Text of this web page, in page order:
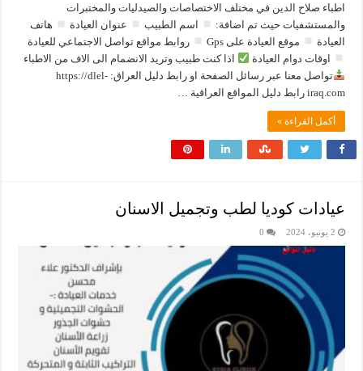
اطباء صلاح الدين في مختلف الاختصاصات والصيدليات والمختبرات
والمستشفيات حيث تم اضافة:
اسم الطبيب عنوان العيادة
هاتف
العيادة
موقع العيادة على Gps
روابط مواقع تواصل الاجتماعي للعيادة
اوقات دوام العيادة
اذا كنت طبيب وتريد الانضمام الى الاف من الاطباء
تواصل معنا عبر رسائل الصفحة او رابط دليل العراق: ‏https://dlel-
iraq.com رابط دليل المواقع العراقية …
أكمل القراءة »
عيادات كوديا لطب وتجميل الاسنان
2 يونيو، 2024 0